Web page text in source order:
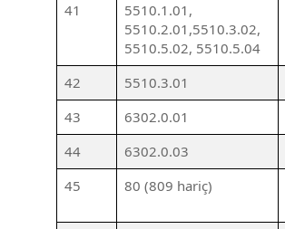
41
5510.1.01,
5510.2.01,5510.3.02,
5510.5.02, 5510.5.04
42 5510.3.01
43
6302.0.01
44
6302.0.03
45
80 (809 hariç)